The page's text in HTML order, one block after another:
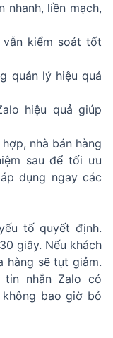
nhanh, liền mạch,
kiểm soát tốt
quản lý hiệu quả
hiệu quả giúp
nhà bán hàng
sau để tối ưu
dụng ngay các
tố quyết định.
giây. Nếu khách
hàng sẽ tụt giảm.
tin nhắn Zalo có
bao giờ bỏ